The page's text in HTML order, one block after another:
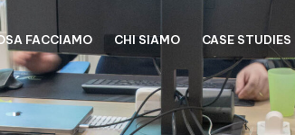
FACCIAMO CHI SIAMO CASE STUDIES